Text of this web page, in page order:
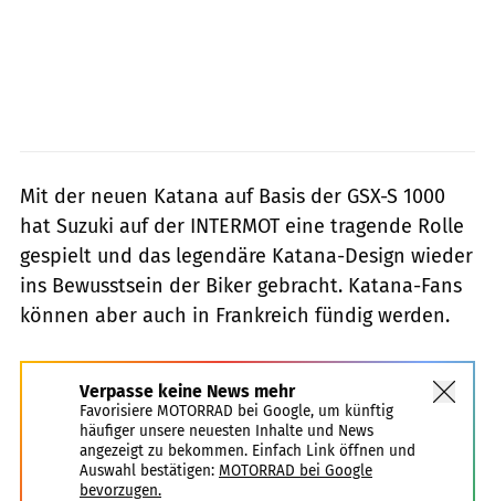
Mit der neuen Katana auf Basis der GSX-S 1000
hat Suzuki auf der INTERMOT eine tragende Rolle
gespielt und das legendäre Katana-Design wieder
ins Bewusstsein der Biker gebracht. Katana-Fans
können aber auch in Frankreich fündig werden.
Verpasse keine News mehr
Favorisiere MOTORRAD bei Google, um künftig
häufiger unsere neuesten Inhalte und News
angezeigt zu bekommen. Einfach Link öffnen und
Auswahl bestätigen: MOTORRAD bei Google
bevorzugen.